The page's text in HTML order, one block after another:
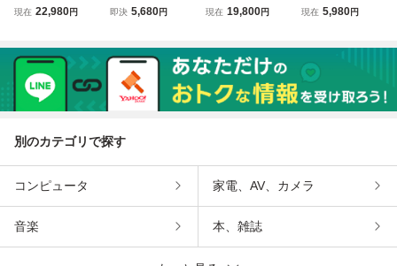
了】冷凍庫 車載
トラック 冷蔵 冷
凍 ストッカー 家
庭用 室内 保冷 小
型 アウトド
現在 22,980円
ッチ シルバー 燻
ーカー 燻製機 ス
モーキングガン チ
ップ2種付き ファ
ンシフト
即決 5,680円
ーベット コンパク
もたれ 幅広 180c
m
現在 19,800円
庭用 スモークリッ
カー キャンプ BB
Q 小型 チップ2種
付き FANshift
現在 5,980円
別のカテゴリで探す
コンピュータ 家電、AV、カメラ
音楽 本、雑誌